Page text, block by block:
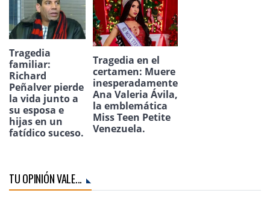
Tragedia
familiar:
Richard
Peñalver pierde
la vida junto a
su esposa e
hijas en un
fatídico suceso.
Tragedia en el
certamen: Muere
inesperadamente
Ana Valeria Ávila,
la emblemática
Miss Teen Petite
Venezuela.
TU OPINIÓN VALE...